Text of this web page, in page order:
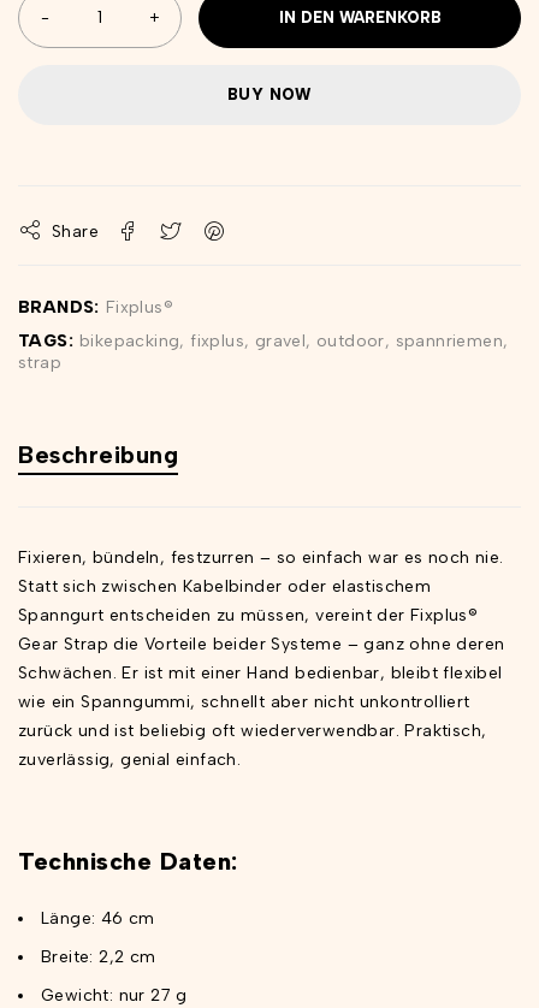
IN DEN WARENKORB
BUY NOW
Share
BRANDS: Fixplus®
TAGS: bikepacking, fixplus, gravel, outdoor, spannriemen,
strap
Beschreibung
Fixieren, bündeln, festzurren – so einfach war es noch nie.
Statt sich zwischen Kabelbinder oder elastischem
Spanngurt entscheiden zu müssen, vereint der Fixplus®
Gear Strap die Vorteile beider Systeme – ganz ohne deren
Schwächen. Er ist mit einer Hand bedienbar, bleibt flexibel
wie ein Spanngummi, schnellt aber nicht unkontrolliert
zurück und ist beliebig oft wiederverwendbar. Praktisch,
zuverlässig, genial einfach.
Technische Daten:
Länge: 46 cm
Breite: 2,2 cm
Gewicht: nur 27 g